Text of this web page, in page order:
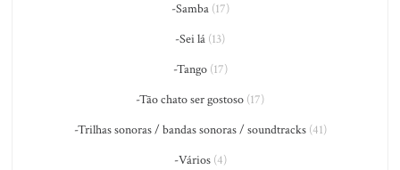
-Samba(17)
-Sei lá (13)
-Tango(17)
-Tão chato ser gostoso (17)
-Trilhas sonoras / bandas sonoras / soundtracks(41)
-Vários(4)